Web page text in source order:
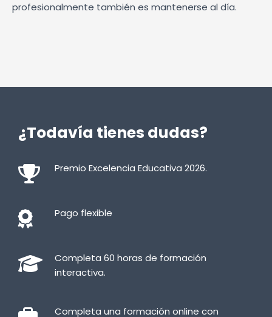
profesionalmente también es mantenerse al día.
¿Todavía tienes dudas?
Premio Excelencia Educativa 2026.
Pago flexible
Completa 60 horas de formación
interactiva.
Completa una formación online con